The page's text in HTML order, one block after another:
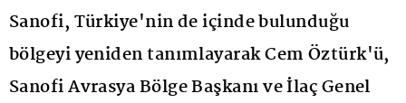
Sanofi, Türkiye'nin de içinde bulunduğu
bölgeyi yeniden tanımlayarak Cem Öztürk'ü,
Sanofi Avrasya Bölge Başkanı ve İlaç Genel